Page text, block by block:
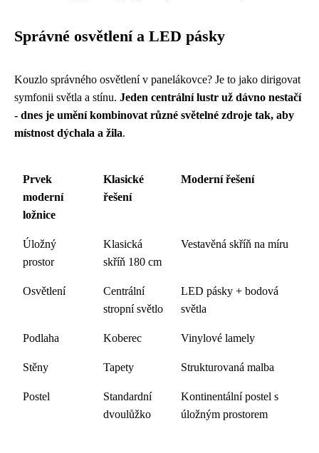
Správné osvětlení a LED pásky
Kouzlo správného osvětlení v panelákovce? Je to jako dirigovat
symfonii světla a stínu. Jeden centrální lustr už dávno nestačí
- dnes je umění kombinovat různé světelné zdroje tak, aby
místnost dýchala a žila.
Prvek
moderní
ložnice
Klasické
řešení
Moderní řešení
Úložný
prostor
Klasická
skříň 180 cm
Vestavěná skříň na míru
Osvětlení
Centrální
stropní světlo
LED pásky + bodová
světla
Podlaha Koberec Vinylové lamely
Stěny Tapety Strukturovaná malba
Postel
Standardní
dvoulůžko
Kontinentální postel s
úložným prostorem